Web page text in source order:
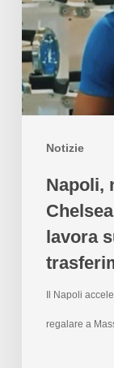
Notizie
Napoli,
lavora
Il Napoli
regalare a